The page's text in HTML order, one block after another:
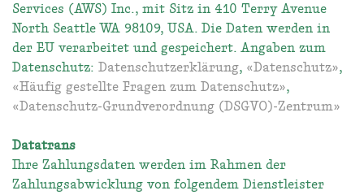
Services (AWS) Inc., mit Sitz in 410 Terry Avenue
North Seattle WA 98109, USA. Die Daten werden in
der EU verarbeitet und gespeichert. Angaben zum
Datenschutz: Datenschutzerklärung, «Datenschutz»,
«Häufig gestellte Fragen zum Datenschutz»,
«Datenschutz-Grundverordnung (DSGVO)-Zentrum»
Datatrans
Ihre Zahlungsdaten werden im Rahmen der
Zahlungsabwicklung von folgendem Dienstleister